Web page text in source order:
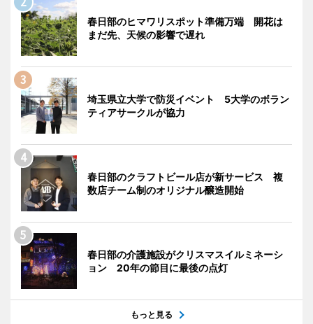
春日部のヒマワリスポット準備万端 開花は
まだ先、天候の影響で遅れ
埼玉県立大学で防災イベント 5大学のボラン
ティアサークルが協力
春日部のクラフトビール店が新サービス 複
数店チーム制のオリジナル醸造開始
春日部の介護施設がクリスマスイルミネーシ
ョン 20年の節目に最後の点灯
もっと見る